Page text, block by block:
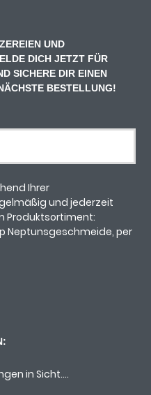
UND
DICH JETZT FÜR
SICHERE DIR EINEN
BESTELLUNG!
Ihrer
und jederzeit
Produktsortiment:
Neptunsgeschmeide, per
in Sicht....